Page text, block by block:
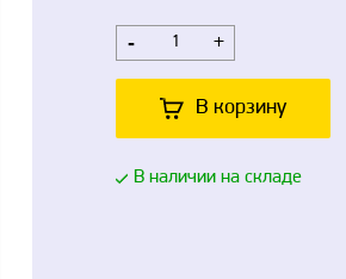
- +
В корзину
В наличии на складе